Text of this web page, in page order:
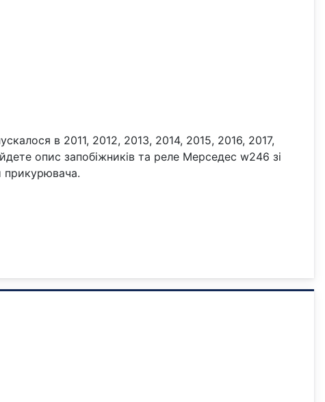
в 2011, 2012, 2013, 2014, 2015, 2016, 2017,
опис запобіжників та реле Мерседес w246 зі
прикурювача.